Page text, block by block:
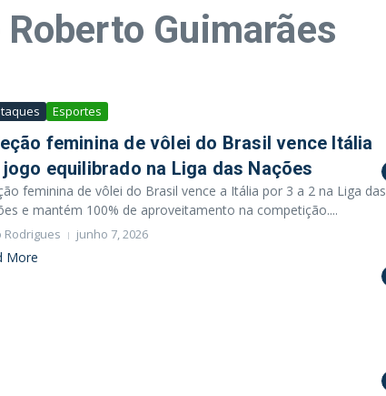
Guimarães
Esportes
feminina de vôlei do Brasil vence Itália
jogo equilibrado na Liga das Nações
feminina de vôlei do Brasil vence a Itália por 3 a 2 na Liga das
e mantém 100% de aproveitamento na competição....
Rodrigues junho 7, 2026
More